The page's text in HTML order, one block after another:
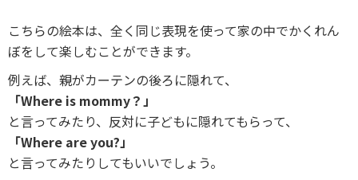
こちらの絵本は、全く同じ表現を使って家の中でかくれん
ぼをして楽しむことができます。
例えば、親がカーテンの後ろに隠れて、
「Where is mommy？」
と言ってみたり、反対に子どもに隠れてもらって、
「Where are you?」
と言ってみたりしてもいいでしょう。